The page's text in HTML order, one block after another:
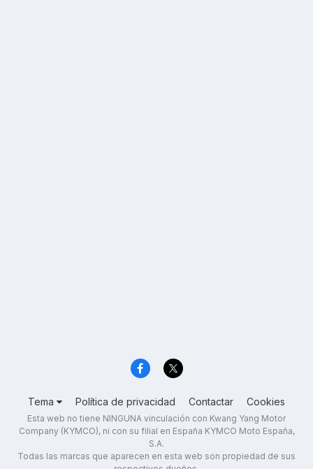
Tema Política de privacidad Contactar Cookies
Esta web no tiene NINGUNA vinculación con Kwang Yang Motor
Company (KYMCO), ni con su filial en España KYMCO Moto España,
S.A.
Todas las marcas que aparecen en esta web son propiedad de sus